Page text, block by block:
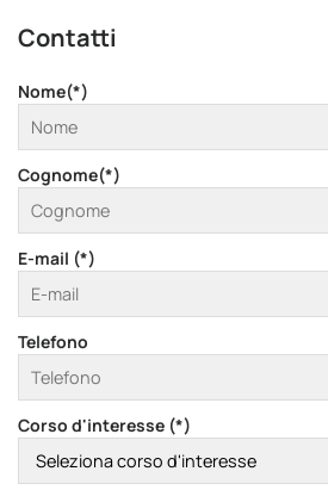
Contatti
Nome(*)
Cognome(*)
E-mail (*)
Telefono
Corso d'interesse (*)